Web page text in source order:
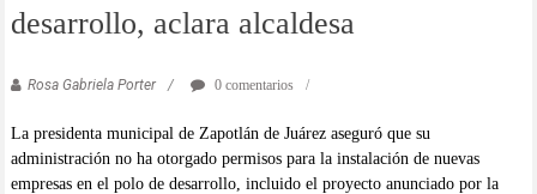
desarrollo, aclara alcaldesa
Rosa Gabriela Porter 0 comentarios
La presidenta municipal de Zapotlán de Juárez aseguró que su
administración no ha otorgado permisos para la instalación de nuevas
empresas en el polo de desarrollo, incluido el proyecto anunciado por la